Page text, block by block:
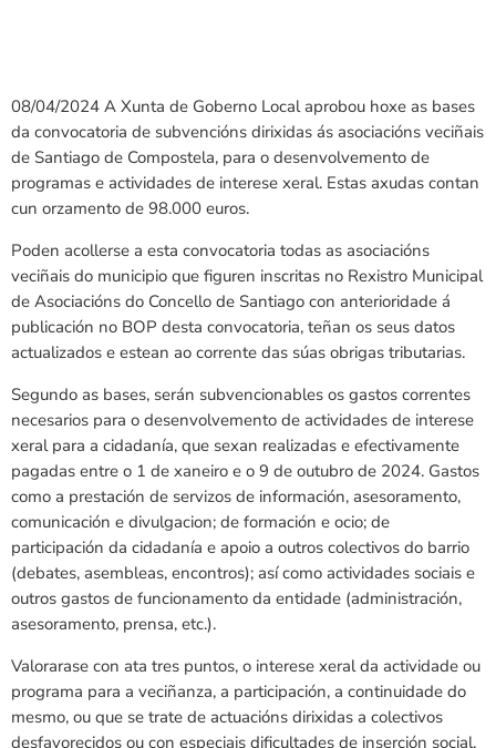
08/04/2024 A Xunta de Goberno Local aprobou hoxe as bases
da convocatoria de subvencións dirixidas ás asociacións veciñais
de Santiago de Compostela, para o desenvolvemento de
programas e actividades de interese xeral. Estas axudas contan
cun orzamento de 98.000 euros.
Poden acollerse a esta convocatoria todas as asociacións
veciñais do municipio que figuren inscritas no Rexistro Municipal
de Asociacións do Concello de Santiago con anterioridade á
publicación no BOP desta convocatoria, teñan os seus datos
actualizados e estean ao corrente das súas obrigas tributarias.
Segundo as bases, serán subvencionables os gastos correntes
necesarios para o desenvolvemento de actividades de interese
xeral para a cidadanía, que sexan realizadas e efectivamente
pagadas entre o 1 de xaneiro e o 9 de outubro de 2024. Gastos
como a prestación de servizos de información, asesoramento,
comunicación e divulgacion; de formación e ocio; de
participación da cidadanía e apoio a outros colectivos do barrio
(debates, asembleas, encontros); así como actividades sociais e
outros gastos de funcionamento da entidade (administración,
asesoramento, prensa, etc.).
Valorarase con ata tres puntos, o interese xeral da actividade ou
programa para a veciñanza, a participación, a continuidade do
mesmo, ou que se trate de actuacións dirixidas a colectivos
desfavorecidos ou con especiais dificultades de inserción social.